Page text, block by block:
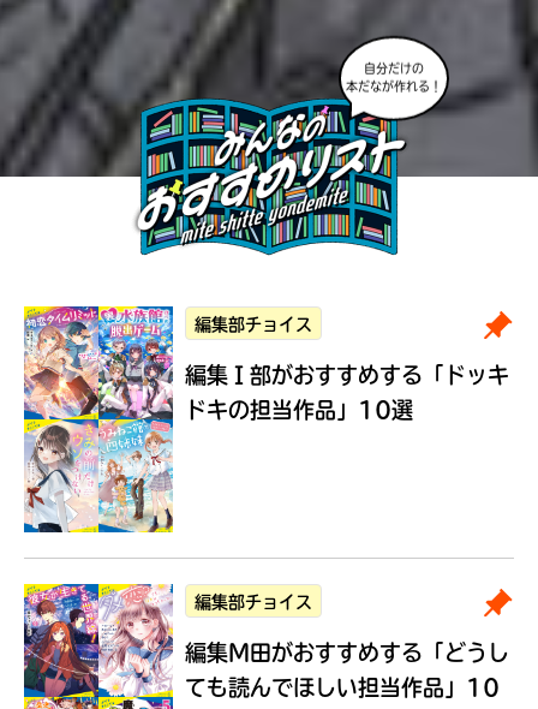
自分だけの
本だなが作れる！
編集部チョイス
編集Ｉ部がおすすめする 「ドッキ
ドキの担当作品」10選
編集部チョイス
編集M田がおすすめする 「どうし
ても読んでほしい担当作品」10